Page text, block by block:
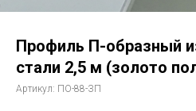
Профиль П-образный
стали 2,5 м (золото
Артикул: ПО-88-ЗП